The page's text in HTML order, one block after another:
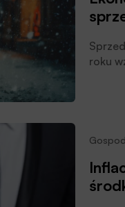
ręki”.
roku